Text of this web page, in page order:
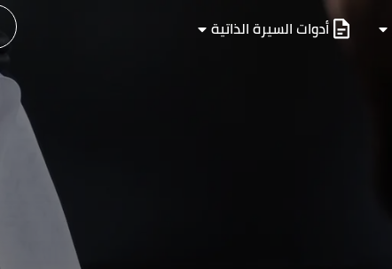
أدوات السيرة الذاتية